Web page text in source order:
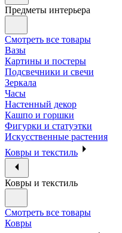
Предметы интерьера
Смотреть все товары
Вазы
Картины и постеры
Подсвечники и свечи
Зеркала
Часы
Настенный декор
Кашпо и горшки
Фигурки и статуэтки
Искусственные растения
Ковры и текстиль
Ковры и текстиль
Смотреть все товары
Ковры